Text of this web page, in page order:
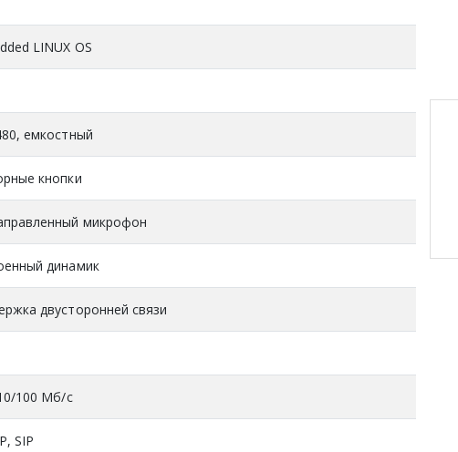
LINUX OS
емкостный
кнопки
микрофон
динамик
двусторонней связи
100 Мб/с
SIP